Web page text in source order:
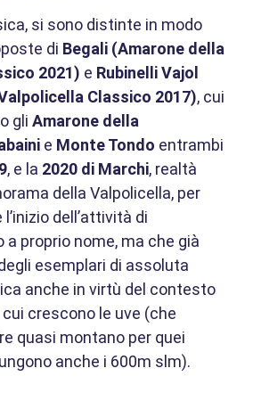
si sono distinte in modo
di Begali (Amarone della
2021) e Rubinelli Vajol
Classico 2017), cui
gli Amarone della
e Monte Tondo entrambi
, e la 2020 di Marchi, realtà
della Valpolicella, per
dell’attività di
proprio nome, ma che già
esemplari di assoluta
anche in virtù del contesto
crescono le uve (che
quasi montano per quei
anche i 600m slm).